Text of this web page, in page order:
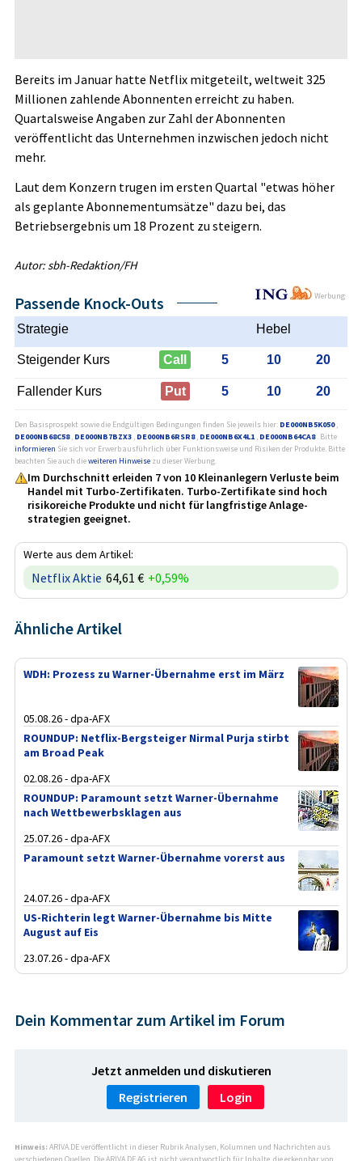
Bereits im Januar hatte Netflix mitgeteilt, weltweit 325
Millionen zahlende Abonnenten erreicht zu haben.
Quartalsweise Angaben zur Zahl der Abonnenten
veröffentlicht das Unternehmen inzwischen jedoch nicht
mehr.
Laut dem Konzern trugen im ersten Quartal "etwas höher
als geplante Abonnementumsätze" dazu bei, das
Betriebsergebnis um 18 Prozent zu steigern.
Autor: sbh-Redaktion/FH
Werbung
Passende Knock-Outs
Strategie Hebel
Steigender Kurs Call 5 10 20
Fallender Kurs Put 5 10 20
Den Basisprospekt sowie die Endgültigen Bedingungen finden Sie jeweils hier: DE000NB5K050,
DE000NB68C58, DE000NB7BZX3 , DE000NB6RSR8, DE000NB6X4L1 , DE000NB64CA8. Bitte
informieren Sie sich vor Erwerb ausführlich über Funktionsweise und Risiken der Produkte. Bitte
beachten Sie auch dieweiteren Hinweise zu dieser Werbung.
Im Durchschnitt erleiden 7 von 10 Kleinanlegern Verluste beim
Handel mit Turbo-Zertifikaten. Turbo-Zertifikate sind hoch
risikoreiche Produkte und nicht für langfristige Anlage­
strategien geeignet.
Werte aus dem Artikel:
Netflix Aktie 64,61 € +0,59%
Ähnliche Artikel
WDH: Prozess zu Warner-Übernahme erst im März
05.08.26 - dpa-AFX
ROUNDUP: Netflix-Bergsteiger Nirmal Purja stirbt
am Broad Peak
02.08.26 - dpa-AFX
ROUNDUP: Paramount setzt Warner-Übernahme
nach Wettbewerbsklagen aus
25.07.26 - dpa-AFX
Paramount setzt Warner-Übernahme vorerst aus
24.07.26 - dpa-AFX
US-Richterin legt Warner-Übernahme bis Mitte
August auf Eis
23.07.26 - dpa-AFX
Dein Kommentar zum Artikel im Forum
Jetzt anmelden und diskutieren
Registrieren
Login
Hinweis:ARIVA.DE veröffentlicht in dieser Rubrik Analysen, Kolumnen und Nachrichten aus
verschiedenen Quellen. Die ARIVA.DE AG ist nicht verantwortlich für Inhalte, die erkennbar von